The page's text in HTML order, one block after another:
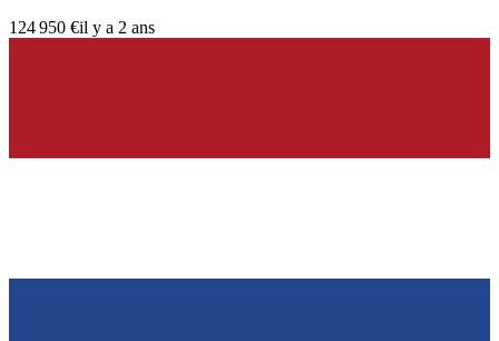
124 950 €il y a 2 ans